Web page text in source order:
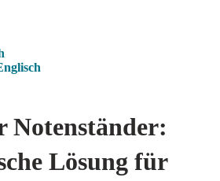
Notenständer:
Lösung für